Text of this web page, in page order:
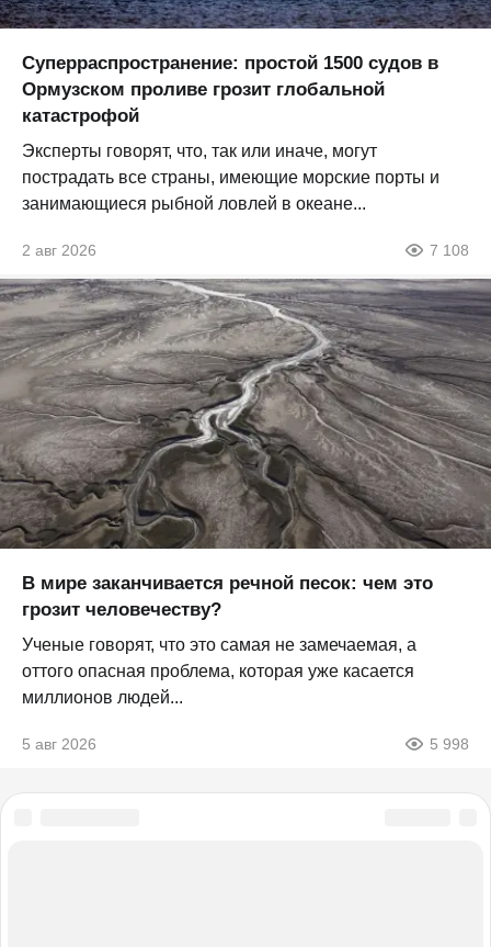
Суперраспространение: простой 1500 судов в
Ормузском проливе грозит глобальной
катастрофой
Эксперты говорят, что, так или иначе, могут
пострадать все страны, имеющие морские порты и
занимающиеся рыбной ловлей в океане...
2 авг 2026 7 108
В мире заканчивается речной песок: чем это
грозит человечеству?
Ученые говорят, что это самая не замечаемая, а
оттого опасная проблема, которая уже касается
миллионов людей...
5 авг 2026 5 998